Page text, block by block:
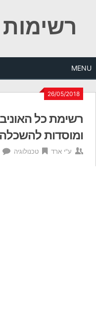
content
MENU
26/05/2018
רשימת כל
ומוסדות
ע"י ארד טכנולוגיה